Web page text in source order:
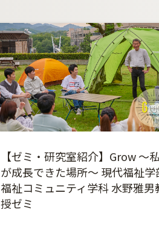
【ゼミ・研究室紹介】Grow ～
が成長できた場所～ 現代福祉学
福祉コミュニティ学科 水野雅男
授ゼミ